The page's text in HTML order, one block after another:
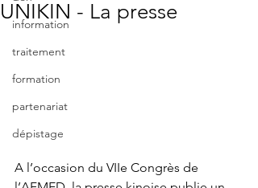
information
traitement
formation
partenariat
dépistage
UNIKIN - La presse
A l’occasion du VIIe Congrès de